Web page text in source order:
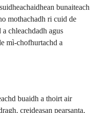
bunaiteach
mothachadh ri cuid de
chleachdadh agus
mì-chofhurtachd a
buaidh a thoirt air
creideasan pearsanta,